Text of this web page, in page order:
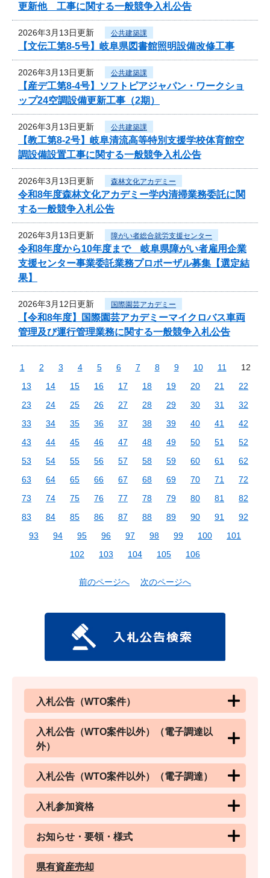
更新他 工事に関する一般競争入札公告
2026年3月13日更新 公共建築課
【文伝工第8-5号】岐阜県図書館照明設備改修工事
2026年3月13日更新 公共建築課
【産デ工第8-4号】ソフトピアジャパン・ワークショ
ップ24空調設備更新工事（2期）
2026年3月13日更新 公共建築課
【教工第8-2号】岐阜清流高等特別支援学校体育館空
調設備設置工事に関する一般競争入札公告
2026年3月13日更新 森林文化アカデミー
令和8年度森林文化アカデミー学内清掃業務委託に関
する一般競争入札公告
2026年3月13日更新 障がい者総合就労支援センター
令和8年度から10年度まで 岐阜県障がい者雇用企業
支援センター事業委託業務プロポーザル募集【選定結
果】
2026年3月12日更新 国際園芸アカデミー
【令和8年度】国際園芸アカデミーマイクロバス車両
管理及び運行管理業務に関する一般競争入札公告
1 2 3 4 5 6 7 8 9 10 11
12
13
14 15 16 17 18 19 20 21
22
23
24 25 26 27 28 29 30 31
32
33
34 35 36 37 38 39 40 41
42
43
44 45 46 47 48 49 50 51
52
53
54 55 56 57 58 59 60 61
62
63
64 65 66 67 68 69 70 71
72
73
74 75 76 77 78 79 80 81
82
83
84 85 86 87 88 89 90 91
92
93
94 95 96 97 98 99 100
101
102
103 104 105 106
前のページへ 次のページへ
入札公告（WTO案件）
入札公告（WTO案件以外）（電子調達以
外）
入札公告（WTO案件以外）（電子調達）
入札参加資格
お知らせ・要領・様式
県有資産売却